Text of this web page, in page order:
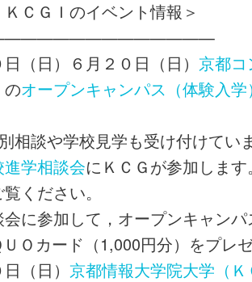
ＫＣＧＩのイベント情報＞
（日）６月２０日（日） 京都
のオープンキャンパス（体験入学
相談や学校見学も受け付けてい
学相談会にＫＣＧが参加しま
ください。
に参加して，オープンキャン
Ｏカード（1,000円分）をプレ
（日） 京都情報大学院大学（